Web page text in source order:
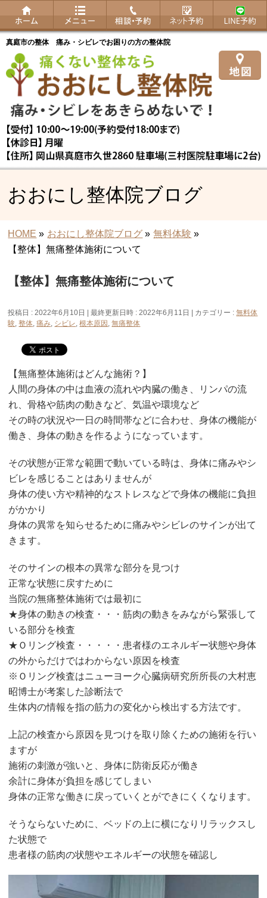
真庭市の整体 痛み・シビレでお困りの方の整体院
おおにし整体院ブログ
HOME » おおにし整体院ブログ » 無料体験 »
【整体】無痛整体施術について
【整体】無痛整体施術について
投稿日 : 2022年6月10日 最終更新日時 : 2022年6月11日 カテゴリー :無料体
験,整体,痛み, シビレ,根本原因 ,無痛整体
【無痛整体施術はどんな施術？】
人間の身体の中は血液の流れや内臓の働き、リンパの流
れ、骨格や筋肉の動きなど、気温や環境など
その時の状況や一日の時間帯などに合わせ、身体の機能が
働き、身体の動きを作るようになっています。
その状態が正常な範囲で動いている時は、身体に痛みやシ
ビレを感じることはありませんが
身体の使い方や精神的なストレスなどで身体の機能に負担
がかかり
身体の異常を知らせるために痛みやシビレのサインが出て
きます。
そのサインの根本の異常な部分を見つけ
正常な状態に戻すために
当院の無痛整体施術では最初に
★身体の動きの検査・・・筋肉の動きをみながら緊張して
いる部分を検査
★Ｏリング検査・・・・・患者様のエネルギー状態や身体
の外からだけではわからない原因を検査
※Ｏリング検査はニューヨーク心臓病研究所所長の大村恵
昭博士が考案した診断法で
生体内の情報を指の筋力の変化から検出する方法です。
上記の検査から原因を見つけを取り除くための施術を行い
ますが
施術の刺激が強いと、身体に防衛反応が働き
余計に身体が負担を感じてしまい
身体の正常な働きに戻っていくとができにくくなります。
そうならないために、ベッドの上に横になりリラックスし
た状態で
患者様の筋肉の状態やエネルギーの状態を確認し